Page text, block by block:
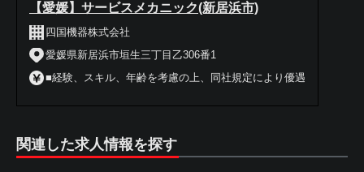
【愛媛】サービスメカニック(新居浜市)
四国機器株式会社
愛媛県新居浜市垣生三丁目乙306番1
■経験、スキル、年齢を考慮の上、同社規定により優遇
関連した求人情報を探す